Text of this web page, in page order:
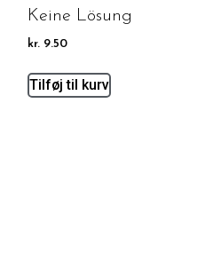
Keine Lösung
kr. 9.50
Tilføj til kurv